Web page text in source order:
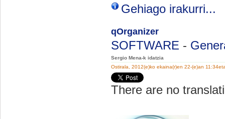
Gehiago irakurri...
qOrganizer
SOFTWARE -
Sergio Mena-k idatzia
Ostirala, 2012(e)ko ekaina(r)en 22-(e)an
There are no